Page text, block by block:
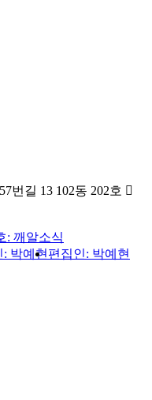
번길 13 102동 202호
: 깨알소식
: 박예현 편집인: 박예현